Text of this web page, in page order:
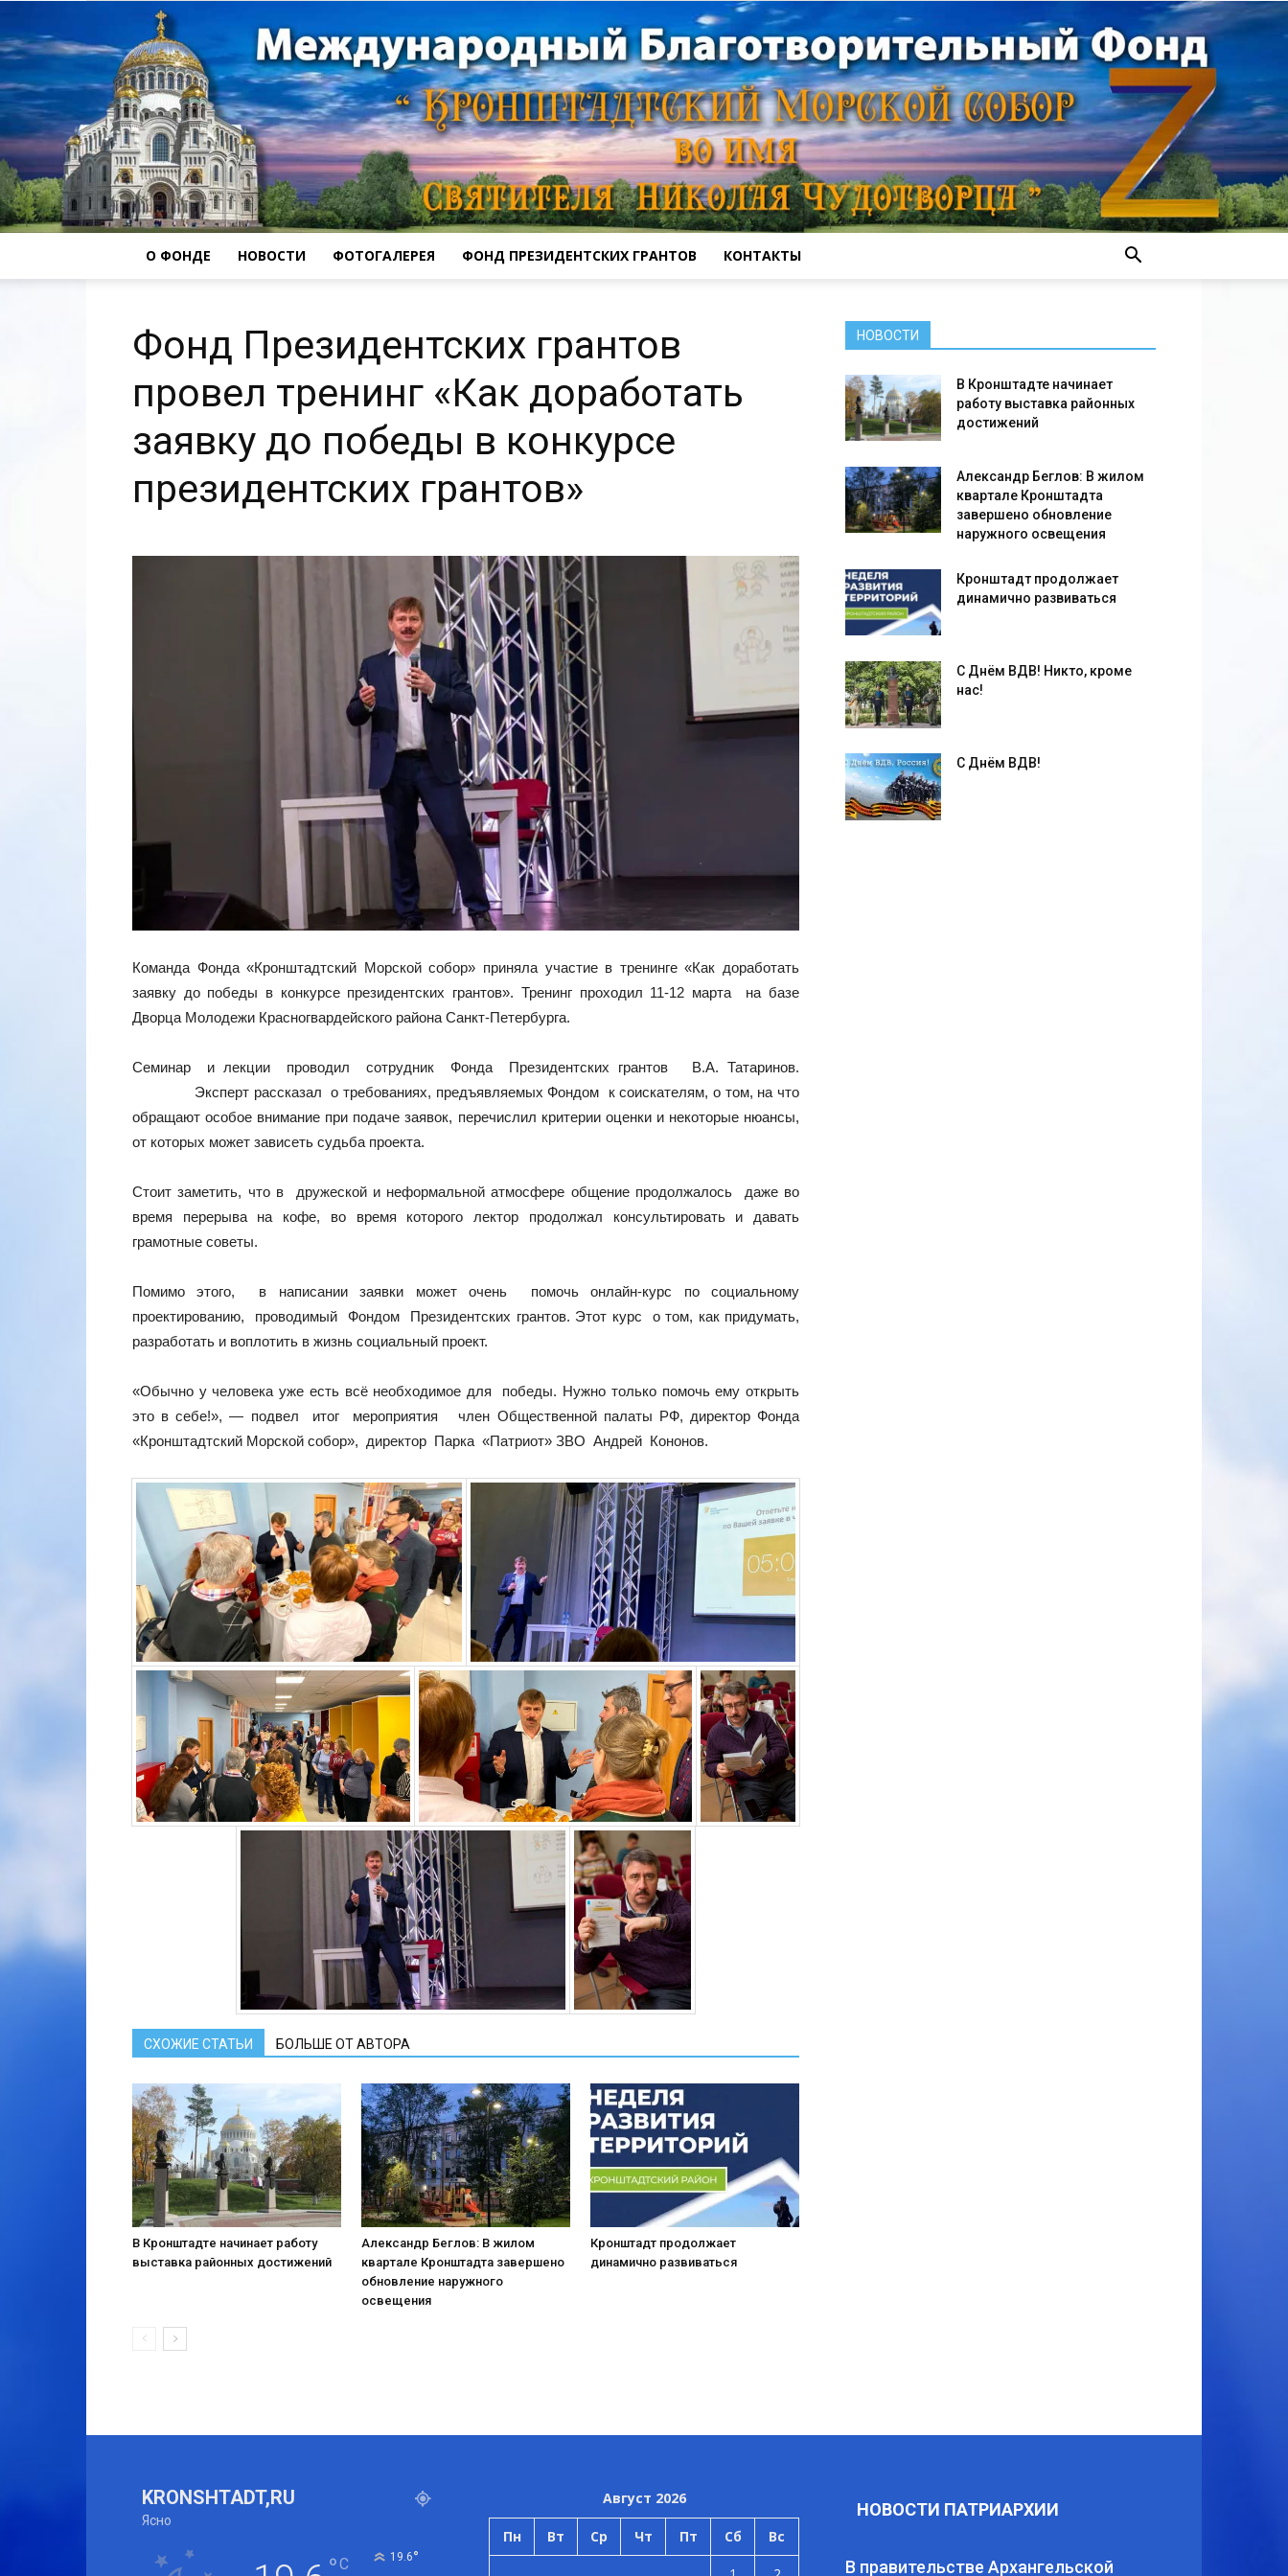
О ФОНДЕ НОВОСТИ ФОТОГАЛЕРЕЯ ФОНД ПРЕЗИДЕНТСКИХ ГРАНТОВ КОНТАКТЫ
Фонд Президентских грантов
провел тренинг «Как доработать
заявку до победы в конкурсе
президентских грантов»
Команда Фонда «Кронштадтский Морской собор» приняла участие в тренинге «Как доработать
заявку до победы в конкурсе президентских грантов». Тренинг проходил 11-12 марта на базе
Дворца Молодежи Красногвардейского района Санкт-Петербурга.
Семинар и лекции проводил сотрудник Фонда Президентских грантов В.А. Татаринов.
Эксперт рассказал о требованиях, предъявляемых Фондом к соискателям, о том, на что
обращают особое внимание при подаче заявок, перечислил критерии оценки и некоторые нюансы,
от которых может зависеть судьба проекта.
Стоит заметить, что в дружеской и неформальной атмосфере общение продолжалось даже во
время перерыва на кофе, во время которого лектор продолжал консультировать и давать
грамотные советы.
Помимо этого, в написании заявки может очень помочь онлайн-курс по социальному
проектированию, проводимый Фондом Президентских грантов. Этот курс о том, как придумать,
разработать и воплотить в жизнь социальный проект.
«Обычно у человека уже есть всё необходимое для победы. Нужно только помочь ему открыть
это в себе!», — подвел итог мероприятия член Общественной палаты РФ, директор Фонда
«Кронштадтский Морской собор», директор Парка «Патриот» ЗВО Андрей Кононов.
СХОЖИЕ СТАТЬИ БОЛЬШЕ ОТ АВТОРА
В Кронштадте начинает работу
выставка районных достижений
Александр Беглов: В жилом
квартале Кронштадта завершено
обновление наружного
освещения
Кронштадт продолжает
динамично развиваться
НОВОСТИ
В Кронштадте начинает
работу выставка районных
достижений
Александр Беглов: В жилом
квартале Кронштадта
завершено обновление
наружного освещения
Кронштадт продолжает
динамично развиваться
С Днём ВДВ! Никто, кроме
нас!
С Днём ВДВ!
KRONSHTADT,RU
Ясно
°C 19.6°
Август 2026
Пн Вт Ср Чт Пт Сб Вс
НОВОСТИ ПАТРИАРХИИ
В правительстве Архангельской